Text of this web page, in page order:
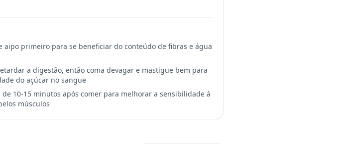
aipo primeiro para se beneficiar do conteúdo de fibras e água
a digestão, então coma devagar e mastigue bem para
do açúcar no sangue
10-15 minutos após comer para melhorar a sensibilidade à
músculos